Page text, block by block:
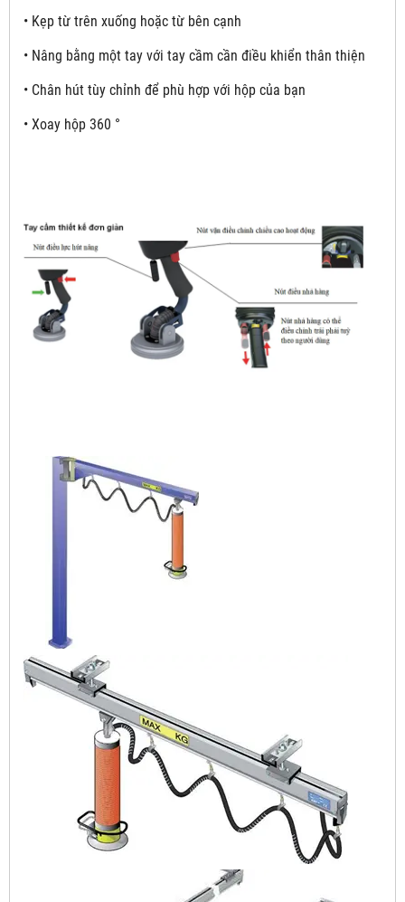
• Kẹp từ trên xuống hoặc từ bên cạnh
• Nâng bằng một tay với tay cầm cần điều khiển thân thiện
• Chân hút tùy chỉnh để phù hợp với hộp của bạn
• Xoay hộp 360 °